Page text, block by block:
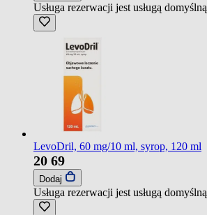
Usługa rezerwacji jest usługą domyślną
LevoDril, 60 mg/10 ml, syrop, 120 ml
20 69
Dodaj
Usługa rezerwacji jest usługą domyślną